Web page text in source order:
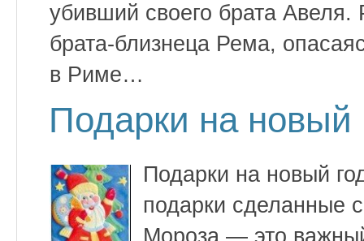
убивший своего брата
брата-близнеца Рема,
в Риме…
Подарки на новый
Подарки на новый
подарки сделанные